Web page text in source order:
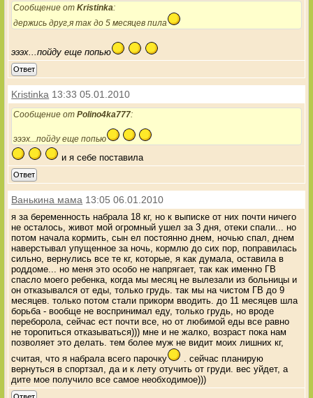
Сообщение отKristinka:
держись друг,я так до 5 месяцев пила
эээх...пойду еще попью
Ответ
Kristinka 13:33 05.01.2010
Сообщение отPolino4ka777:
эээх...пойду еще попью
и я себе поставила
Ответ
Ванькина мама 13:05 06.01.2010
я за беременность набрала 18 кг, но к выписке от них почти ничего
не осталось, живот мой огромный ушел за 3 дня, отеки спали... но
потом начала кормить, сын ел постоянно днем, ночью спал, днем
наверстывал упущенное за ночь, кормлю до сих пор, поправилась
сильно, вернулись все те кг, которые, я как думала, оставила в
роддоме... но меня это особо не напрягает, так как именно ГВ
спасло моего ребенка, когда мы месяц не вылезали из больницы и
он отказывался от еды, только грудь. так мы на чистом ГВ до 9
месяцев. только потом стали прикорм вводить. до 11 месяцев шла
борьба - вообще не воспринимал еду, только грудь, но вроде
переборола, сейчас ест почти все, но от любимой еды все равно
не торопиться отказываться))) мне и не жалко, возраст пока нам
позволяет это делать. тем более муж не видит моих лишних кг,
считая, что я набрала всего парочку
. сейчас планирую
вернуться в спортзал, да и к лету отучить от груди. вес уйдет, а
дите мое получило все самое необходимое)))